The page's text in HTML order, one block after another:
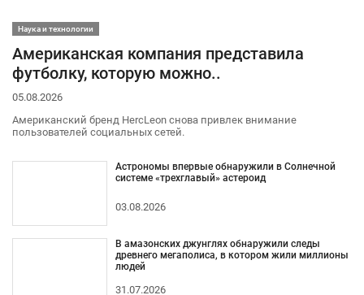
Наука и технологии
Американская компания представила
футболку, которую можно..
05.08.2026
Американский бренд HercLeon снова привлек внимание
пользователей социальных сетей.
Астрономы впервые обнаружили в Солнечной
системе «трехглавый» астероид
03.08.2026
В амазонских джунглях обнаружили следы
древнего мегаполиса, в котором жили миллионы
людей
31.07.2026